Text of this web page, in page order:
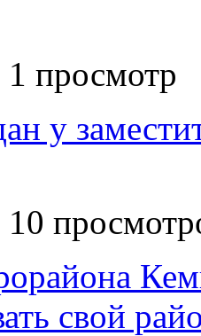
1 просмотр
у
10
свой